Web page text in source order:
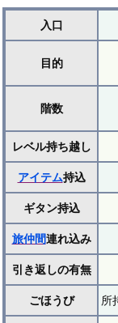
入口
目的
階数
レベル持ち越し
アイテム持込
ギタン持込
旅仲間連れ込み
引き返しの有無
ごほうび 所